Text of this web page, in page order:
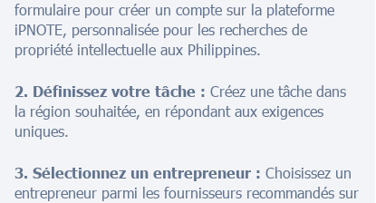
formulaire pour créer un compte sur la plateforme
iPNOTE, personnalisée pour les recherches de
propriété intellectuelle aux Philippines.
2. Définissez votre tâche : Créez une tâche dans
la région souhaitée, en répondant aux exigences
uniques.
3. Sélectionnez un entrepreneur : Choisissez un
entrepreneur parmi les fournisseurs recommandés sur